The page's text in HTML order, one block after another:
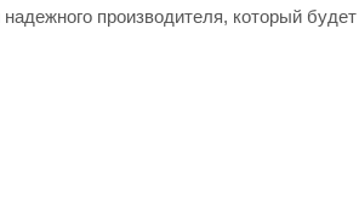
производителя, который